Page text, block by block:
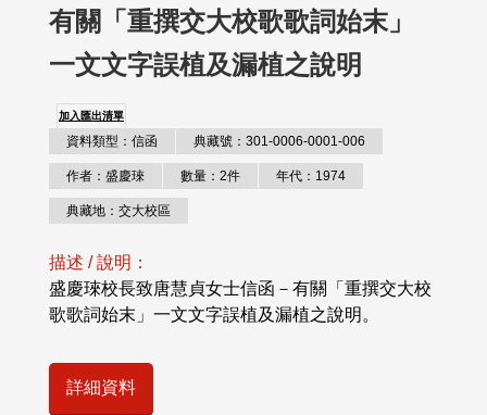
有關「重撰交大校歌歌詞始末」
一文文字誤植及漏植之說明
加入匯出清單
資料類型：信函 典藏號：301-0006-0001-006
作者：盛慶琜 數量：2件 年代：1974
典藏地：交大校區
描述 / 說明：
盛慶琜校長致唐慧貞女士信函－有關「重撰交大校
歌歌詞始末」一文文字誤植及漏植之說明。
詳細資料